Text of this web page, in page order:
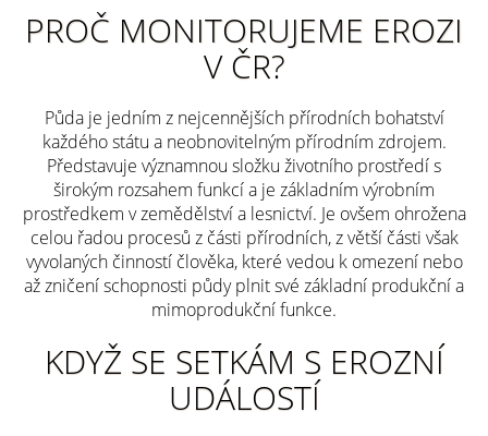
PROČ MONITORUJEME EROZI
V ČR?
Půda je jedním z nejcennějších přírodních bohatství
každého státu a neobnovitelným přírodním zdrojem.
Představuje významnou složku životního prostředí s
širokým rozsahem funkcí a je základním výrobním
prostředkem v zemědělství a lesnictví. Je ovšem ohrožena
celou řadou procesů z části přírodních, z větší části však
vyvolaných činností člověka, které vedou k omezení nebo
až zničení schopnosti půdy plnit své základní produkční a
mimoprodukční funkce.
KDYŽ SE SETKÁM S EROZNÍ
UDÁLOSTÍ